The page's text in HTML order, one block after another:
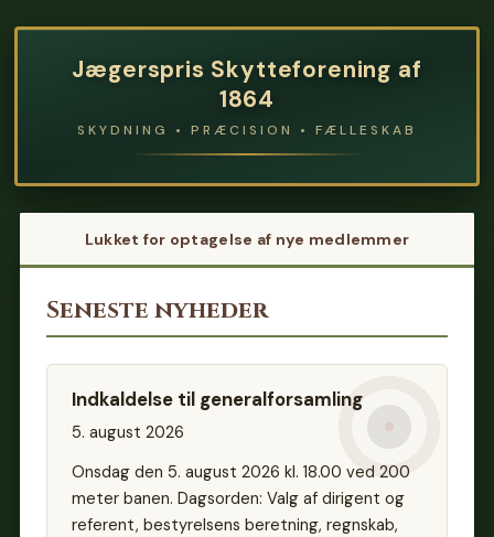
Jægerspris Skytteforening af
1864
SKYDNING • PRÆCISION • FÆLLESKAB
Lukket for optagelse af nye medlemmer
Seneste nyheder
Indkaldelse til generalforsamling
5. august 2026
Onsdag den 5. august 2026 kl. 18.00 ved 200
meter banen. Dagsorden: Valg af dirigent og
referent, bestyrelsens beretning, regnskab,